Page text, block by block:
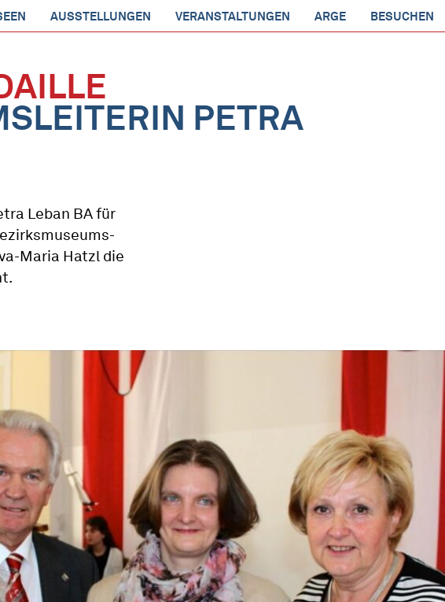
AUSSTELLUNGEN VERANSTALTUNGEN ARGE BESUCHEN
PETRA
Leban BA für
Maria Hatzl die